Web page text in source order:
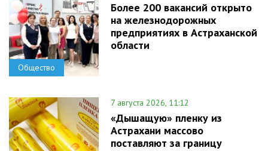
Общество
Более 200 вакансий открыто
на железнодорожных
предприятиях в Астраханской
области
7 августа 2026, 11:12
«Дышащую» пленку из
Астрахани массово
поставляют за границу